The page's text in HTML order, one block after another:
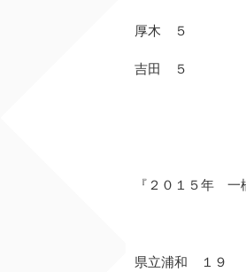
厚木 ５
吉田 ５
『２０１５年 一
県立浦和 １９